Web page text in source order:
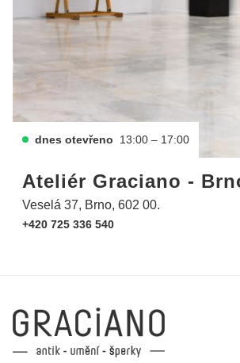
dnes otevřeno 13:00 – 17:00
Ateliér Graciano -
Veselá 37, Brno, 602 00.
+420 725 336 540